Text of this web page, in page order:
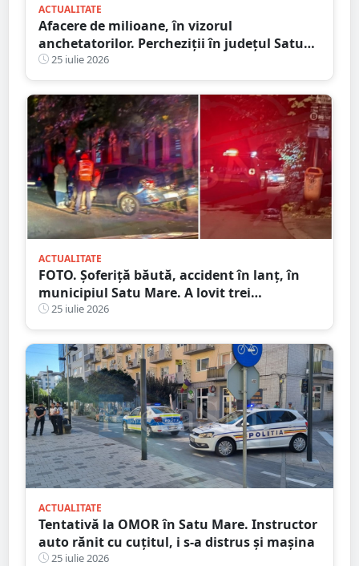
ACTUALITATE
Afacere de milioane, în vizorul
anchetatorilor. Percheziții în județul Satu
Mare, mai multe rețineri
25 iulie 2026
ACTUALITATE
FOTO. Șoferiță băută, accident în lanț, în
municipiul Satu Mare. A lovit trei
autoturisme în miez de noapte
25 iulie 2026
ACTUALITATE
Tentativă la OMOR în Satu Mare. Instructor
auto rănit cu cuțitul, i s-a distrus și mașina
25 iulie 2026